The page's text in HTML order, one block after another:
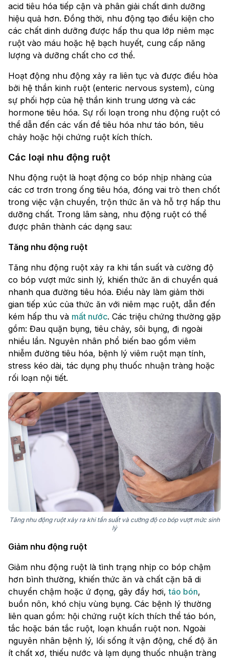
acid tiêu hóa tiếp cận và phân giải chất dinh dưỡng
hiệu quả hơn. Đồng thời, nhu động tạo điều kiện cho
các chất dinh dưỡng được hấp thu qua lớp niêm mạc
ruột vào máu hoặc hệ bạch huyết, cung cấp năng
lượng và dưỡng chất cho cơ thể.
Hoạt động nhu động xảy ra liên tục và được điều hòa
bởi hệ thần kinh ruột (enteric nervous system), cùng
sự phối hợp của hệ thần kinh trung ương và các
hormone tiêu hóa. Sự rối loạn trong nhu động ruột có
thể dẫn đến các vấn đề tiêu hóa như táo bón, tiêu
chảy hoặc hội chứng ruột kích thích.
Các loại nhu động ruột
Nhu động ruột là hoạt động co bóp nhịp nhàng của
các cơ trơn trong ống tiêu hóa, đóng vai trò then chốt
trong việc vận chuyển, trộn thức ăn và hỗ trợ hấp thu
dưỡng chất. Trong lâm sàng, nhu động ruột có thể
được phân thành các dạng sau:
Tăng nhu động ruột
Tăng nhu động ruột xảy ra khi tần suất và cường độ
co bóp vượt mức sinh lý, khiến thức ăn di chuyển quá
nhanh qua đường tiêu hóa. Điều này làm giảm thời
gian tiếp xúc của thức ăn với niêm mạc ruột, dẫn đến
kém hấp thu và mất nước. Các triệu chứng thường gặp
gồm: Đau quặn bụng, tiêu chảy, sôi bụng, đi ngoài
nhiều lần. Nguyên nhân phổ biến bao gồm viêm
nhiễm đường tiêu hóa, bệnh lý viêm ruột mạn tính,
stress kéo dài, tác dụng phụ thuốc nhuận tràng hoặc
rối loạn nội tiết.
Tăng nhu động ruột xảy ra khi tần suất và cường độ co bóp vượt mức sinh
lý
Giảm nhu động ruột
Giảm nhu động ruột là tình trạng nhịp co bóp chậm
hơn bình thường, khiến thức ăn và chất cặn bã di
chuyển chậm hoặc ứ đọng, gây đầy hơi,táo bón,
buồn nôn, khó chịu vùng bụng. Các bệnh lý thường
liên quan gồm: hội chứng ruột kích thích thể táo bón,
tắc hoặc bán tắc ruột, loạn khuẩn ruột non. Ngoài
nguyên nhân bệnh lý, lối sống ít vận động, chế độ ăn
ít chất xơ, thiếu nước và lạm dụng thuốc nhuận tràng